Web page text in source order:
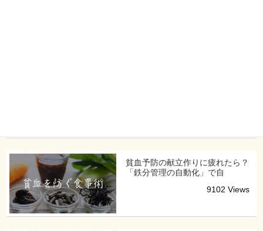
貧血予防の献立作りに疲れたら？
「鉄分管理の自動化」で自
9102 Views